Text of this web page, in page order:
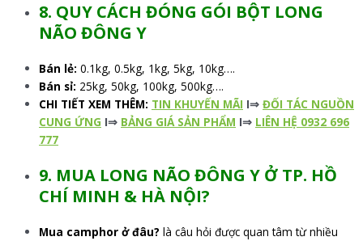
8. QUY CÁCH ĐÓNG GÓI BỘT LONG
NÃO ĐÔNG Y
Bán lẻ: 0.1kg, 0.5kg, 1kg, 5kg, 10kg….
Bán sỉ: 25kg, 50kg, 100kg, 500kg….
CHI TIẾT XEM THÊM: TIN KHUYẾN MÃI I⇒ ĐỐI TÁC NGUỒN
CUNG ỨNG I⇒ BẢNG GIÁ SẢN PHẨM I⇒ LIÊN HỆ 0932 696
777
9. MUA LONG NÃO ĐÔNG Y Ở TP. HỒ
CHÍ MINH & HÀ NỘI?
Mua camphor ở đâu? là câu hỏi được quan tâm từ nhiều